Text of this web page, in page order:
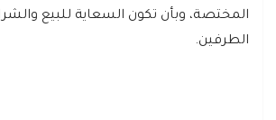
المختصة، وبأن تكون السعاية للبيع
الطرفين.